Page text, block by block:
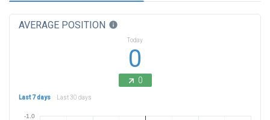
AVERAGE POSITION info
Today
0
0
Last 7 days Last 30 days
-1.0